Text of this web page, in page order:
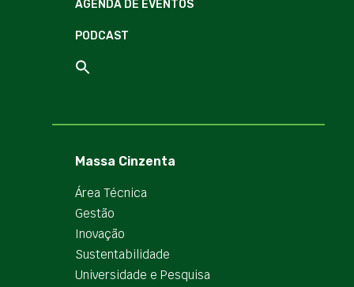
AGENDA DE EVENTOS
PODCAST
Massa Cinzenta
Área Técnica
Gestão
Inovação
Sustentabilidade
Universidade e Pesquisa